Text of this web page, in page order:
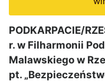
PODKARPACIE/
r. w Filharmonii
Malawskiego w
pt.